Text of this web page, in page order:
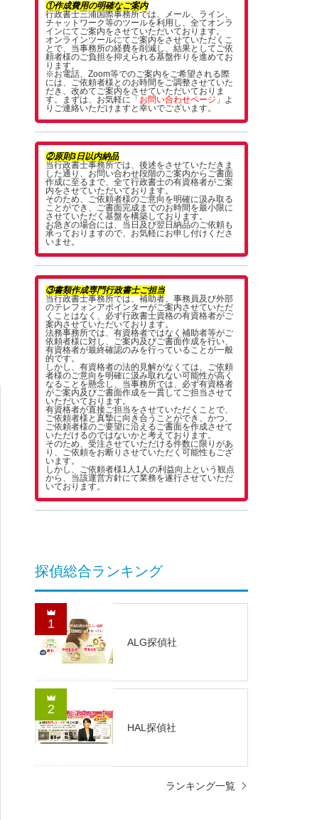
①作成費用の明確なご案内
行政書士三浦国際事務所では、メール、ライン、
チャットワーク等のツールを利用し、全てオンラ
インにてご案内をさせていただいております。
オンラインツールにてご案内をさせていただくこ
とで、当事務所の経費を削減し、結果としてご依
頼者様のご負担を抑えられる基盤作りを進めてお
ります。
※お電話、Zoom等でのご案内をご希望される際
には、ご依頼者様とのお時間をご調整させていた
だき、改めてご案内をさせていただいておりま
す。まずは、お気軽に「 お問い合わせページ 」よ
りご連絡いただけますと幸いでございます。
②原則3日以内納品
当行政書士事務所では、後述をさせていただきま
した通り、お問い合わせ段階のご案内からご書面
作成に至るまで、全て行政書士の有資格者がご案
内をさせていただいております。
そのため、ご依頼者様のご意向を明確に汲み取る
ことができ、ご書面完成までのお時間を最小限に
させていただく基盤を構築しております。
お急ぎの場合には、当日及び翌日納品のご依頼も
承っておりますので、お気軽にお申し付けくださ
いませ。
③書類作成専門行政書士ご担当
当行政書士事務所では、補助者、事務員及び外部
のテレフォンアポインターがご案内させていただ
くことはなく、必ず行政書士資格の有資格者がご
案内させていただいております。
法務事務所では、有資格者ではなく補助者等がご
依頼者様に対し、ご案内及びご書面作成を行い、
有資格者が最終確認のみを行っていることが一般
的です。
しかし、有資格者の法的見解がなくては、ご依頼
者様のご意向を明確に汲み取れない可能性が高く
なることを懸念し、当事務所では、必ず有資格者
がご案内及びご書面作成を一貫してご担当させて
いただいております。
有資格者が直接ご担当をさせていただくことで、
ご依頼者様と真摯に向き合うことができ、かつ、
ご依頼者様のご要望に沿えるご書面を作成させて
いただけるのではないかと考えております。
そのため、受注させていただける件数に限りがあ
り、ご依頼をお断りさせていただく可能性もござ
います。
しかし、ご依頼者様1人1人の利益向上という観点
から、当該運営方針にて業務を遂行させていただ
いております。
探偵総合ランキング
1
ALG探偵社
2
HAL探偵社
ランキング一覧